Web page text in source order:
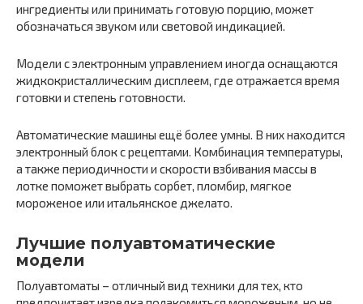
ингредиенты или принимать готовую порцию, может
обозначаться звуком или световой индикацией.
Модели с электронным управлением иногда оснащаются
жидкокристаллическим дисплеем, где отражается время
готовки и степень готовности.
Автоматические машины ещё более умны. В них находится
электронный блок с рецептами. Комбинация температуры,
а также периодичности и скорости взбивания массы в
лотке поможет выбрать сорбет, пломбир, мягкое
мороженое или итальянское джелато.
Лучшие полуавтоматические
модели
Полуавтоматы – отличный вид техники для тех, кто